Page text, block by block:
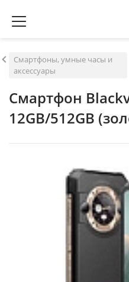
Смартфоны, умные часы и
аксессуары
Смартфон
12GB/512GB